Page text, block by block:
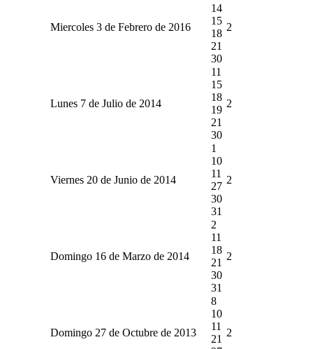
Miercoles 3 de Febrero de 2016
14
15
18
21
30
2
Lunes 7 de Julio de 2014
11
15
18
19
21
30
2
Viernes 20 de Junio de 2014
1
10
11
27
30
31
2
Domingo 16 de Marzo de 2014
2
11
18
21
30
31
2
Domingo 27 de Octubre de 2013
8
10
11
21
2